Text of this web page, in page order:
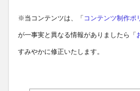
※当コンテンツは、「 コンテンツ制作ポ
が一事実と異なる情報がありましたら「
すみやかに修正いたします。